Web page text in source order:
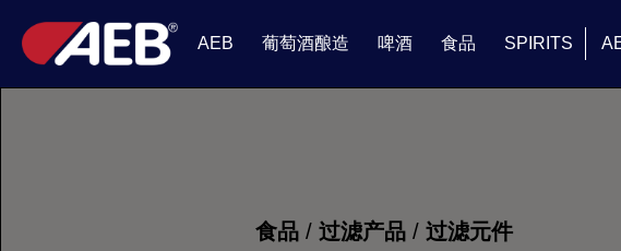
AEB 葡萄酒酿造 啤酒 食品 SPIRITS
食品 / 过滤产品 / 过滤元件